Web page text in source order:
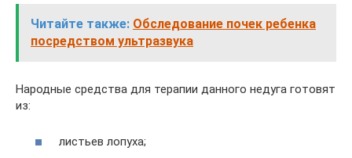
Читайте также: Обследование почек ребенка
посредством ультразвука
Народные средства для терапии данного недуга готовят
из:
листьев лопуха;